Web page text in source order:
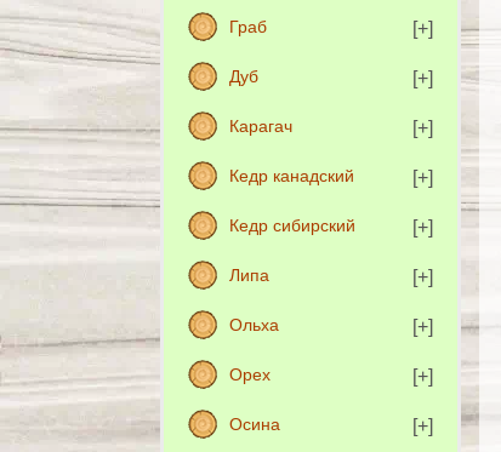
Граб
Дуб
Карагач
Кедр канадский
Кедр сибирский
Липа
Ольха
Орех
Осина